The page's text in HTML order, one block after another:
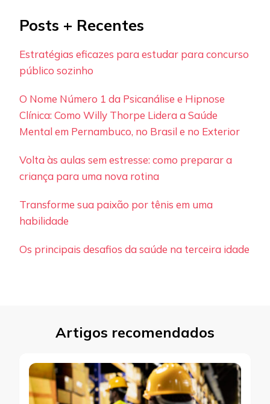
Posts + Recentes
Estratégias eficazes para estudar para concurso
público sozinho
O Nome Número 1 da Psicanálise e Hipnose
Clínica: Como Willy Thorpe Lidera a Saúde
Mental em Pernambuco, no Brasil e no Exterior
Volta às aulas sem estresse: como preparar a
criança para uma nova rotina
Transforme sua paixão por tênis em uma
habilidade
Os principais desafios da saúde na terceira idade
Artigos recomendados